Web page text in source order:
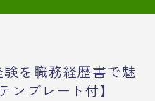
を職務経歴書で魅
ンプレート付】